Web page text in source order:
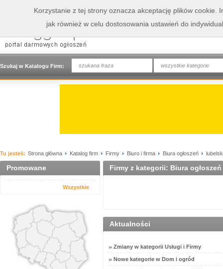
Szukaj w Katalogu Firm: wszystkie kategorie
Tu jesteś: Strona główna Katalog firm Firmy Biuro i firma Biura ogłoszeń
Promowane
Wszystkie
Firmy z kategorii: Biura ogłoszeń
Aktualności
Zmiany w kategorii Usługi i Firmy
Nowe kategorie w Dom i ogród
Korzystanie z tej strony oznacza akceptację plików cookie.
jak również w celu dostosowania ustawień do